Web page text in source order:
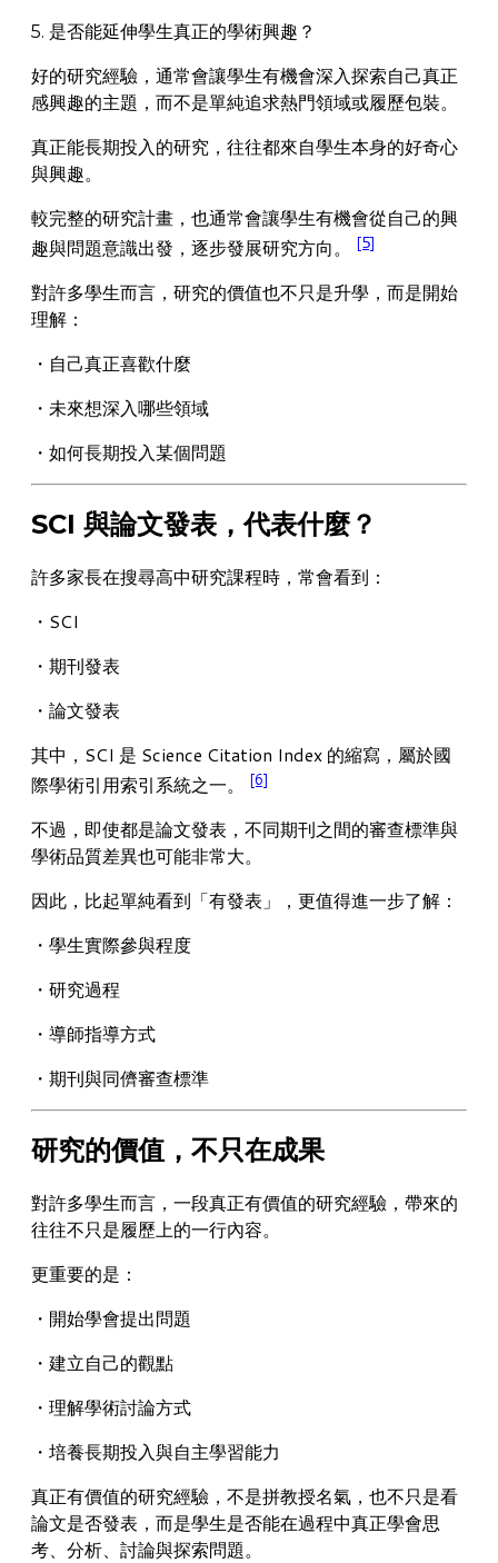
5. 是否能延伸學生真正的學術興趣？
好的研究經驗，通常會讓學生有機會深入探索自己真正
感興趣的主題，而不是單純追求熱門領域或履歷包裝。
真正能長期投入的研究，往往都來自學生本身的好奇心
與興趣。
較完整的研究計畫，也通常會讓學生有機會從自己的興
趣與問題意識出發，逐步發展研究方向。
[5]
對許多學生而言，研究的價值也不只是升學，而是開始
理解：
・自己真正喜歡什麼
・未來想深入哪些領域
・如何長期投入某個問題
SCI 與論文發表，代表什麼？
許多家長在搜尋高中研究課程時，常會看到：
・SCI
・期刊發表
・論文發表
其中，SCI 是 Science Citation Index 的縮寫，屬於國
際學術引用索引系統之一。
[6]
不過，即使都是論文發表，不同期刊之間的審查標準與
學術品質差異也可能非常大。
因此，比起單純看到「有發表」，更值得進一步了解：
・學生實際參與程度
・研究過程
・導師指導方式
・期刊與同儕審查標準
研究的價值，不只在成果
對許多學生而言，一段真正有價值的研究經驗，帶來的
往往不只是履歷上的一行內容。
更重要的是：
・開始學會提出問題
・建立自己的觀點
・理解學術討論方式
・培養長期投入與自主學習能力
真正有價值的研究經驗，不是拼教授名氣，也不只是看
論文是否發表，而是學生是否能在過程中真正學會思
考、分析、討論與探索問題。